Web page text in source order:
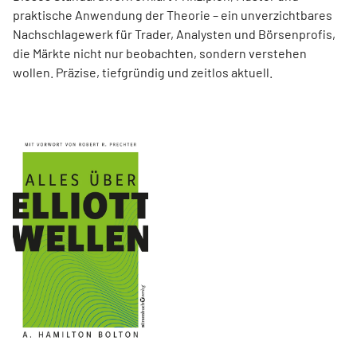
praktische Anwendung der Theorie – ein unverzichtbares
Nachschlagewerk für Trader, Analysten und Börsenprofis,
die Märkte nicht nur beobachten, sondern verstehen
wollen. Präzise, tiefgründig und zeitlos aktuell.